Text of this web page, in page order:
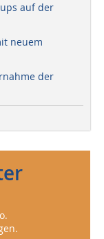
auf der
neuem
der